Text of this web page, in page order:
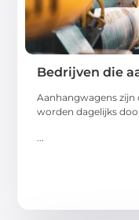
Bedrijven die
Aanhangwagens zijn
worden dagelijks